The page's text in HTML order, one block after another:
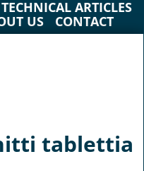
TECHNICAL ARTICLES
US CONTACT
tablettia